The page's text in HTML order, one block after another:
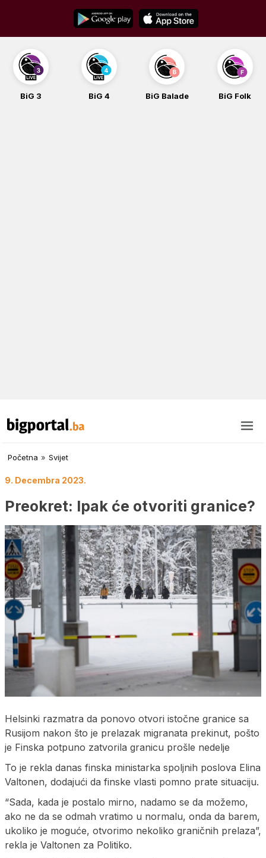
content
BiG 3 BiG 4 BiG Balade BiG Folk
Početna » Svijet
9. Decembra 2023.
Preokret: Ipak će otvoriti granice?
Helsinki razmatra da ponovo otvori istočne granice sa
Rusijom nakon što je prelazak migranata prekinut, pošto
je Finska potpuno zatvorila granicu prošle nedelje
To je rekla danas finska ministarka spoljnih poslova Elina
Valtonen, dodajući da finske vlasti pomno prate situaciju.
“Sada, kada je postalo mirno, nadamo se da možemo,
ako ne da se odmah vratimo u normalu, onda da barem,
ukoliko je moguće, otvorimo nekoliko graničnih prelaza”,
rekla je Valtonen za Politiko.